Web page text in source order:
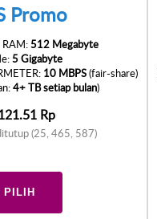
Promo
RAM:512 Megabyte
5 Gigabyte
10 MBPS(fair-share)
4+ TB setiap bulan)
Rp
(25, 465, 587)
PILIH